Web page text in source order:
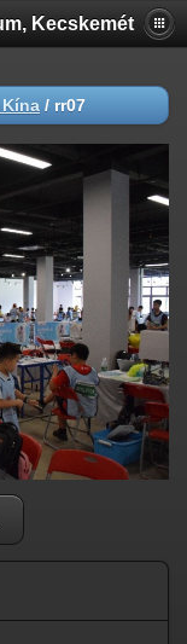
Kecskemét
Kína / rr07